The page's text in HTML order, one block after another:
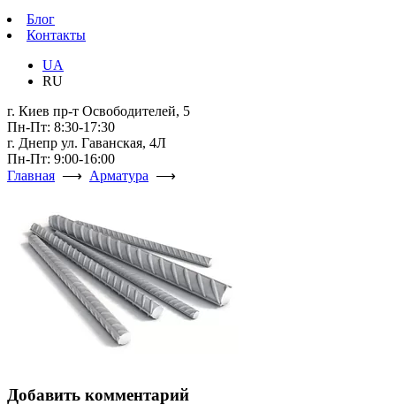
Блог
Контакты
UA
RU
г. Киев пр-т Освободителей, 5
Пн-Пт: 8:30-17:30
г. Днепр ул. Гаванская, 4Л
Пн-Пт: 9:00-16:00
Главная ⟶ Арматура ⟶
Добавить комментарий